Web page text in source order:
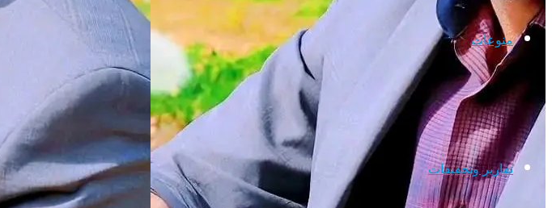
منوعات
تقارير وتحقيقات